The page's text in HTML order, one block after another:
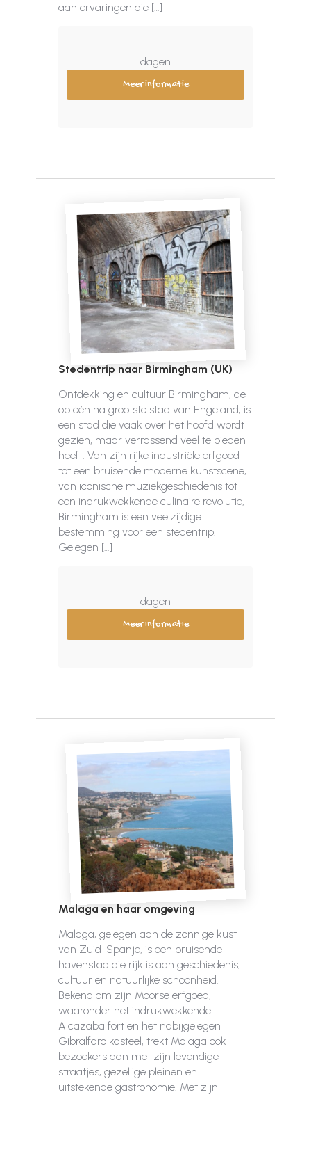
aan ervaringen die […]
dagen
Meer informatie
Stedentrip naar Birmingham (UK)
Ontdekking en cultuur Birmingham, de
op één na grootste stad van Engeland, is
een stad die vaak over het hoofd wordt
gezien, maar verrassend veel te bieden
heeft. Van zijn rijke industriële erfgoed
tot een bruisende moderne kunstscene,
van iconische muziekgeschiedenis tot
een indrukwekkende culinaire revolutie,
Birmingham is een veelzijdige
bestemming voor een stedentrip.
Gelegen […]
dagen
Meer informatie
Malaga en haar omgeving
Malaga, gelegen aan de zonnige kust
van Zuid-Spanje, is een bruisende
havenstad die rijk is aan geschiedenis,
cultuur en natuurlijke schoonheid.
Bekend om zijn Moorse erfgoed,
waaronder het indrukwekkende
Alcazaba fort en het nabijgelegen
Gibralfaro kasteel, trekt Malaga ook
bezoekers aan met zijn levendige
straatjes, gezellige pleinen en
uitstekende gastronomie. Met zijn